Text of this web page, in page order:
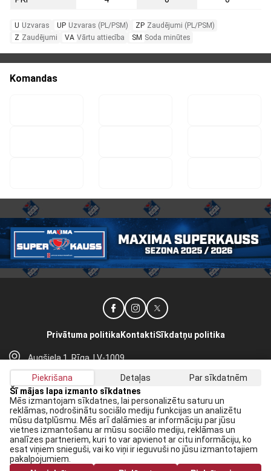
U Uzvaras UP Uzvaras (PL/PSM) ZP Zaudējumi (PL/PSM)
Z Zaudējumi VA Vārtu attiecība SM Soda minūtes
Komandas
Augšiela 1, Rīga, LV-1009
lhf@lhf.lv
+371 67565614
Privātuma politika KontaktiSīkdatņu politika
Saņem jaunākās ziņas savā E-pastā:
Pieteikties
Piekrītu savaidatu apstrādei
Piekrišana Detaļas
Par sīkdatnēm
Šī mājas lapa izmanto sīkdatnes
Mēs izmantojam sīkdatnes, lai personalizētu saturu un
reklāmas, nodrošinātu sociālo mediju funkcijas un analizētu
mūsu datplūsmu. Mēs arī dalāmies ar informāciju par jūsu
vietnes izmantošanu ar mūsu sociālo mediju, reklāmas un
analīzes partneriem, kuri to var apvienot ar citu informāciju, ko
esat viņiem snieguši, vai ko viņi ir ieguvuši no jūsu izmantotajiem
pakalpojumiem.